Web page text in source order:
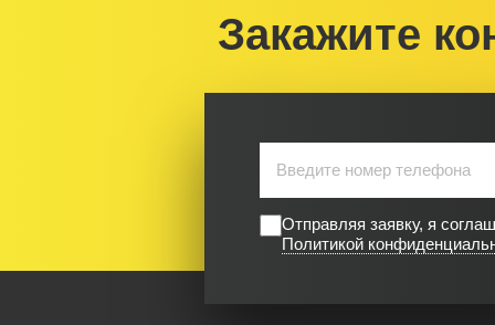
Закажите
Отправляя заявку, я
Политикой